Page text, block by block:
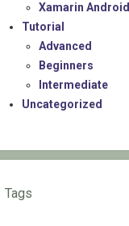
Xamarin Android
Tutorial
Advanced
Beginners
Intermediate
Uncategorized
Tags